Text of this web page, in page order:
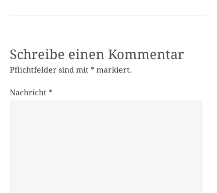
Schreibe einen Kommentar
Pflichtfelder sind mit * markiert.
Nachricht *